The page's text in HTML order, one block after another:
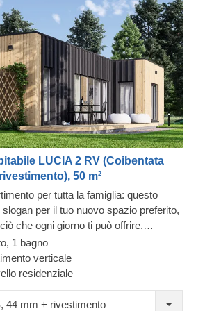
LUCIA 2 RV (Coibentata
50 m²
per tutta la famiglia: questo
per il tuo nuovo spazio preferito,
che ogni giorno ti può offrire.
per il suo design funzionale e al
attirare l'attenzione di chiunque ne
All'interno è meravigliosamente
può ospitare un letto king size, spazi
1 bagno
verticale
residenziale
44 mm + rivestimento